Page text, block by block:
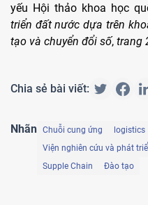
yếu Hội thảo khoa học
triển đất nước dựa trên
tạo và chuyển đổi số, trang
Chia sẻ bài viết:
Nhãn Chuỗi cung ứng logistics
Viện nghiên cứu và phát
Supple Chain
Đào tạo